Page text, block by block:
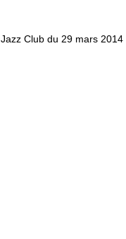
Jazz Club du 29 mars 2014